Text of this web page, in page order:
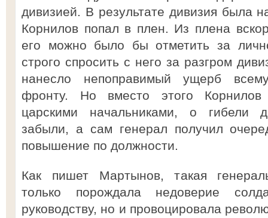
дивизией. В результате дивизия была
Корнилов попал в плен. Из плена
его можно было бы отметить за
строго спросить с него за разгром
нанесло непоправимый ущерб
фронту. Но вместо этого
царскими начальниками, о гибели
забыли, а сам генерал получил
повышение по должности.
Как пишет Мартынов, такая
только порождала недоверие
руководству, но и провоцировала